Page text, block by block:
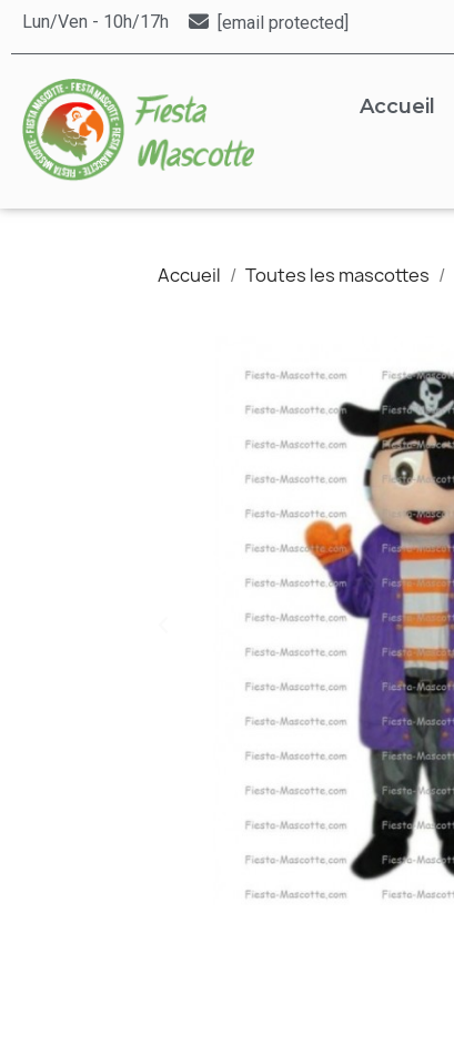
Lun/Ven - 10h/17h [email protected]
Accueil
Accueil Toutes les mascottes